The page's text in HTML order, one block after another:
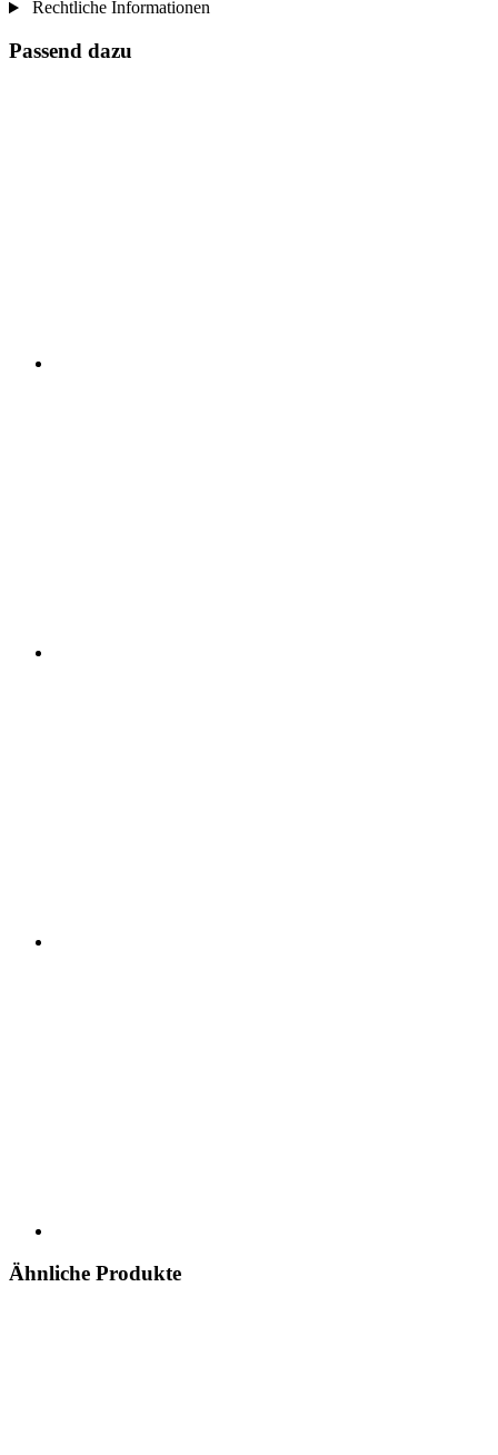
Rechtliche Informationen
Passend dazu
Ähnliche Produkte